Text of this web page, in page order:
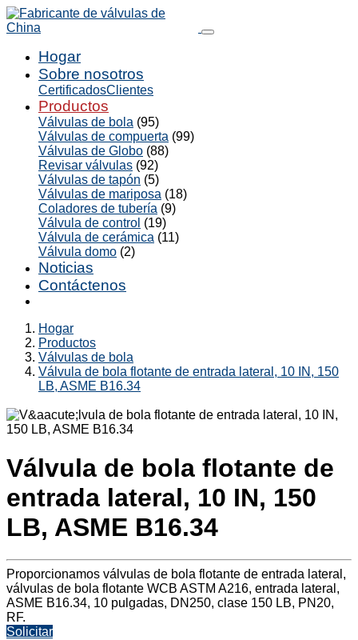
Hogar
Sobre nosotros
CertificadosClientes
Productos
Válvulas de bola (95)
Válvulas de compuerta (99)
Válvulas de Globo (88)
Revisar válvulas (92)
Válvulas de tapón (5)
Válvulas de mariposa (18)
Coladores de tubería (9)
Válvula de control (19)
Válvula de cerámica (11)
Válvula domo (2)
Noticias
Contáctenos
Hogar
Productos
Válvulas de bola
Válvula de bola flotante de entrada lateral, 10 IN, 150
LB, ASME B16.34
Válvula de bola flotante de
entrada lateral, 10 IN, 150
LB, ASME B16.34
Proporcionamos válvulas de bola flotante de entrada lateral,
válvulas de bola flotante WCB ASTM A216, entrada lateral,
ASME B16.34, 10 pulgadas, DN250, clase 150 LB, PN20,
RF.
Solicitar